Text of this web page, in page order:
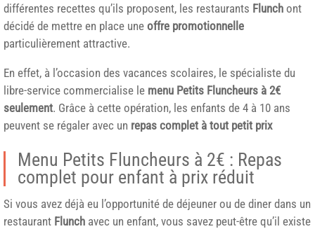
différentes recettes qu’ils proposent, les restaurants Flunch ont
décidé de mettre en place une offre promotionnelle
particulièrement attractive.
En effet, à l’occasion des vacances scolaires, le spécialiste du
libre-service commercialise le menu Petits Fluncheurs à 2€
seulement. Grâce à cette opération, les enfants de 4 à 10 ans
peuvent se régaler avec un repas complet à tout petit prix
Menu Petits Fluncheurs à 2€ : Repas
complet pour enfant à prix réduit
Si vous avez déjà eu l’opportunité de déjeuner ou de diner dans un
restaurant Flunch avec un enfant, vous savez peut-être qu’il existe